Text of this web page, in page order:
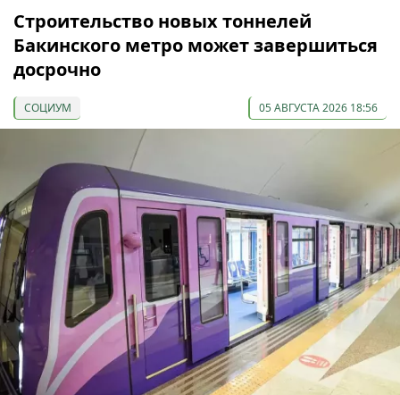
Строительство новых тоннелей
Бакинского метро может завершиться
досрочно
СОЦИУМ 05 АВГУСТА 2026 18:56